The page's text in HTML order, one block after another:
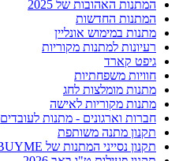
המתנות האהובות של 2025
המתנות החדשות
מתנות במימוש אונליין
רעיונות למתנות מקוריות
גיפט קארד
חוויות משפחתיות
מתנות מומלצות לחג
מתנות מקוריות לאישה
חברות וארגונים - מתנות לעובדים
תקנון מתנה משותפת
תקנון נסייני המתנות של BUYME